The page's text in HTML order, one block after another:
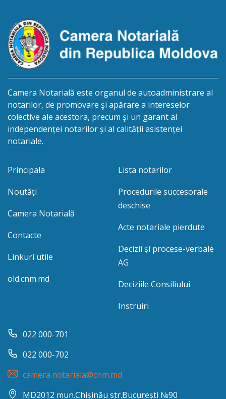
promovarea temelor […]
Camera Notarială este organul de autoadministrare al
notarilor, de promovare şi apărare a intereselor
colective ale acestora, precum şi un garant al
independenței notarilor și al calității asistenței
notariale.
Principala
Noutăți
Camera Notarială
Contacte
Linkuri utile
old.cnm.md
Lista notarilor
Procedurile succesorale
deschise
Acte notariale pierdute
Decizii și procese-verbale
AG
Deciziile Consiliului
Instruiri
022 000-701
022 000-702
camera.notariala@cnm.md
MD2012 mun.Chișinău str.București №90